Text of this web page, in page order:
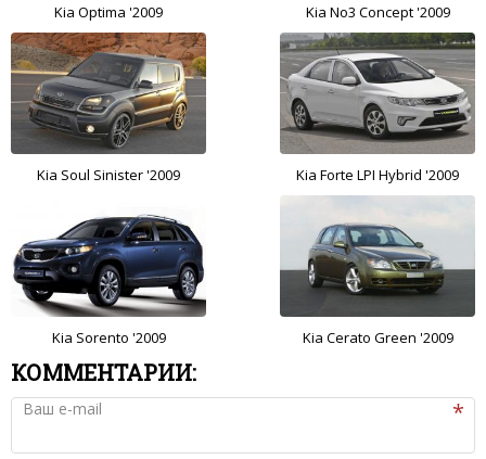
Kia Optima '2009 Kia No3 Concept '2009
Kia Soul Sinister '2009 Kia Forte LPI Hybrid '2009
Kia Sorento '2009 Kia Cerato Green '2009
КОММЕНТАРИИ:
Ваш e-mail